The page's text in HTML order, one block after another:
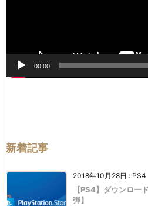
00:00
新着記事
2018年10月28日 : PS4
【PS4】ダウンロー
弾】